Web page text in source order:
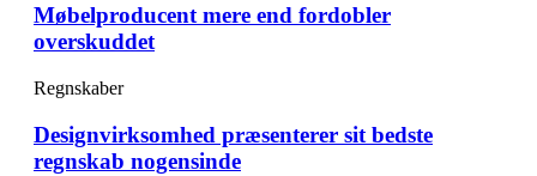
Møbelproducent mere end fordobler
overskuddet
Regnskaber
Designvirksomhed præsenterer sit bedste
regnskab nogensinde